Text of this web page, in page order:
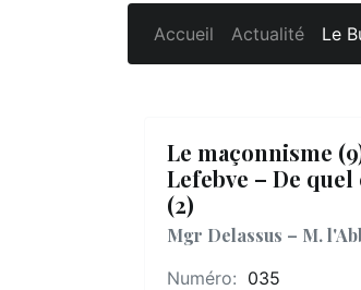
Accueil Actualité Le
Le maçonnisme
Lefebve – De
(2)
Mgr Delassus – M.
Numéro: 035